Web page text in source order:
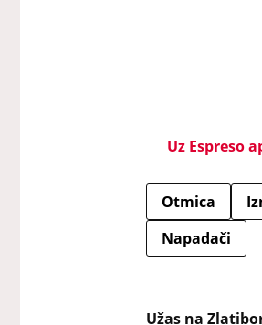
Uz Espreso
Otmica
Napadači
Užas na